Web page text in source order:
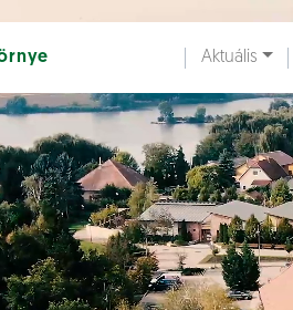
Ugrás a fő
Aktuális
Események []